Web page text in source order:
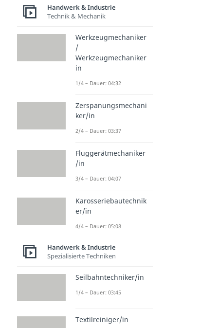
Handwerk & Industrie
Technik & Mechanik
Werkzeugmechaniker
/
Werkzeugmechaniker
in
1/4 – Dauer: 04:32
Zerspanungsmechani
ker/in
2/4 – Dauer: 03:37
Fluggerätmechaniker
/in
3/4 – Dauer: 04:07
Karosseriebautechnik
er/in
4/4 – Dauer: 05:08
Handwerk & Industrie
Spezialisierte Techniken
Seilbahntechniker/in
1/4 – Dauer: 03:45
Textilreiniger/in